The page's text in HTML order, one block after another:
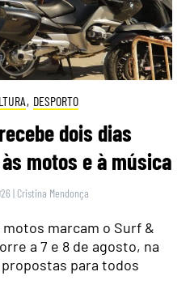
, DESPORTO
dois dias
motos e à música
| Cristina Mendonça
marcam o Surf &
a 7 e 8 de agosto, na
para todos